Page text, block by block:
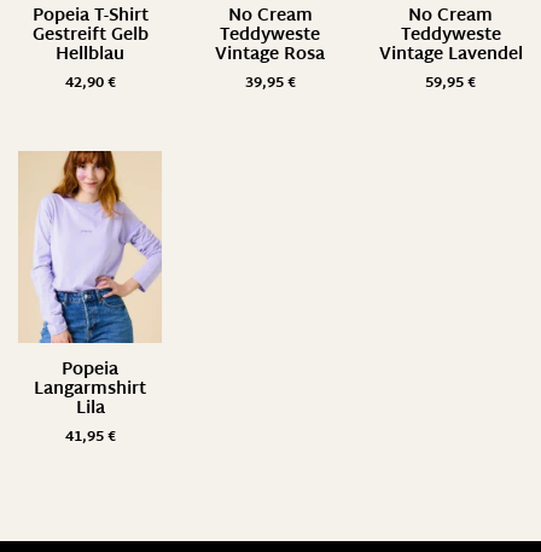
Popeia T-Shirt
Gestreift Gelb
Hellblau
42,90€
No Cream
Teddyweste
Vintage Rosa
39,95€
No Cream
Teddyweste
Vintage Lavendel
59,95€
Popeia
Langarmshirt
Lila
41,95€